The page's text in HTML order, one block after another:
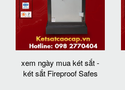
xem ngày mua két sắt -
két sắt Fireproof Safes